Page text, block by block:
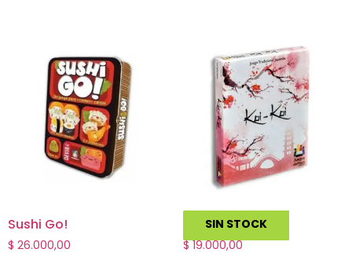
Sushi Go!
$ 26.000,00
SIN STOCK
Koi Koi
$19.000,00